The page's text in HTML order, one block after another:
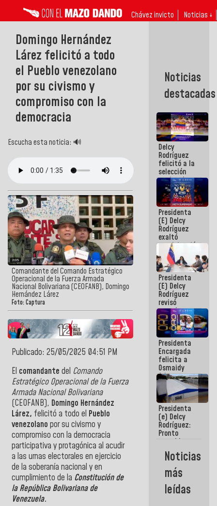
Chávez invicto Noticias ↓
Domingo Hernández
Lárez felicitó a todo
el Pueblo venezolano
por su civismo y
compromiso con la
democracia
Escucha esta noticia: 🔊
Comandante del Comando Estratégico
Operacional de la Fuerza Armada
Nacional Bolivariana (CEOFANB), Domingo
Hernández Lárez
Foto: Captura
Publicado: 25/05/2025 04:51 PM
El comandante del Comando
Estratégico Operacional de la Fuerza
Armada Nacional Bolivariana
(CEOFANB), Domingo Hernández
Lárez, felicitó a todo el Pueblo
venezolano por su civismo y
compromiso con la democracia
participativa y protagónica al acudir
a las urnas electorales en ejercicio
de la soberanía nacional y en
cumplimiento de la Constitución de
la República Bolivariana de
Venezuela.
Noticias
destacadas
Delcy
Rodríguez
felicitó a la
selección
nacional
masculina
de voleibol
campeona
de la Copa
Panamericana
Sub-17
Presidenta
(E) Delcy
Rodríguez
exaltó
participación
de
Venezuela
en Juegos
Centroamericanos
y del Caribe
2026
Presidenta
(E) Delcy
Rodríguez
revisó
agenda
económica y
ejecución de
fondos de
emergencia
post-sismos
Presidenta
Encargada
felicita a
Osmaidy
Arias y
Giraly
Marcano por
hacer
historia en
los
Centroamericanos
Presidenta
(e) Delcy
Rodríguez:
Pronto
restableceremos
las
operaciones
Aeropuerto
Internacional
de
Noticias
más
leídas